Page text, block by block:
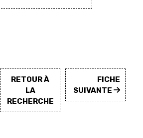
RETOUR À
LA
RECHERCHE
FICHE
SUIVANTE